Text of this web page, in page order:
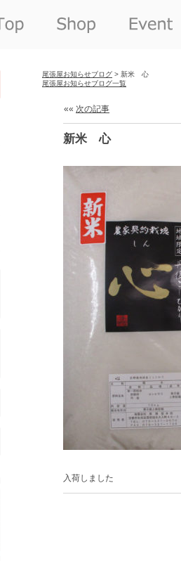
尾張屋お知らせブログ > 新米 心
尾張屋お知らせブログ一覧
«« 次の記事
新米 心
入荷しました